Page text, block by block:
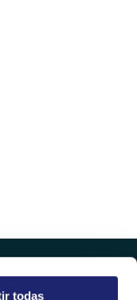
todas